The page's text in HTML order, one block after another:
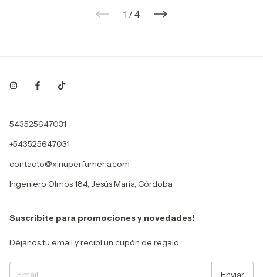
1 / 4
543525647031
+543525647031
contacto@xinuperfumeria.com
Ingeniero Olmos 184, Jesús María, Córdoba
Suscribite para promociones y novedades!
Déjanos tu email y recibí un cupón de regalo